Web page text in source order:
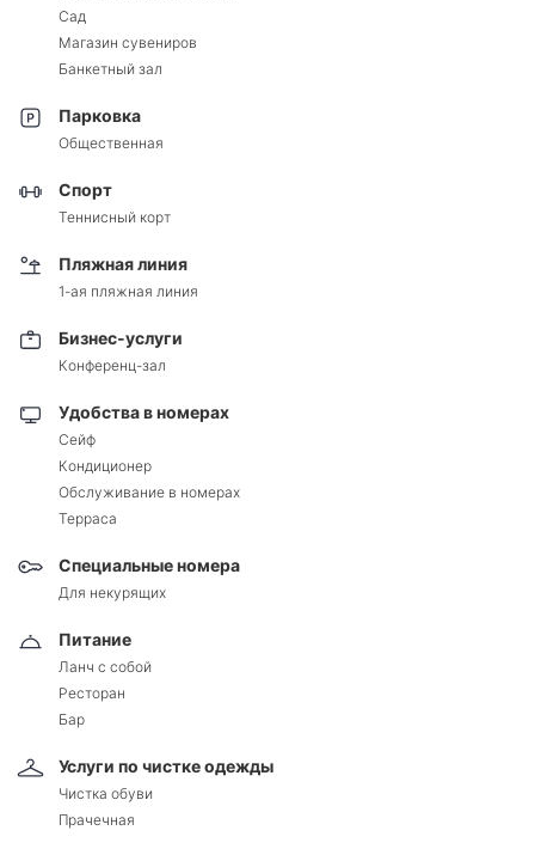
Сад
Магазин сувениров
Банкетный зал
Парковка
Общественная
Спорт
Теннисный корт
Пляжная линия
1-ая пляжная линия
Бизнес-услуги
Конференц-зал
Удобства в номерах
Сейф
Кондиционер
Обслуживание в номерах
Терраса
Специальные номера
Для некурящих
Питание
Ланч с собой
Ресторан
Бар
Услуги по чистке одежды
Чистка обуви
Прачечная